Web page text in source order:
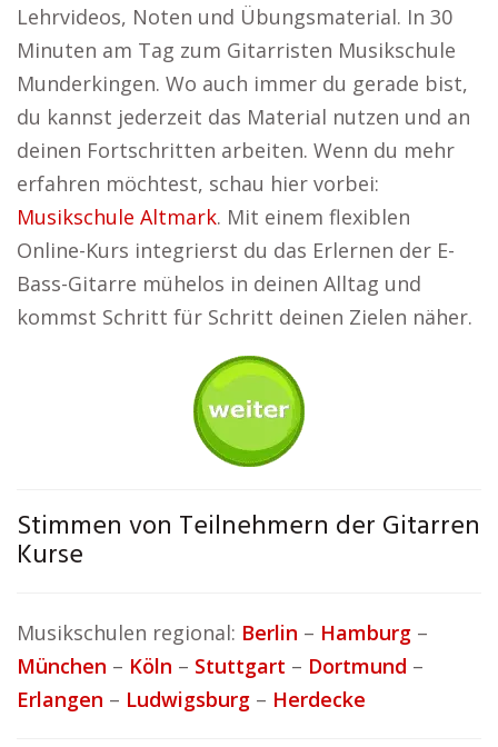
Lehrvideos, Noten und Übungsmaterial. In 30
Minuten am Tag zum Gitarristen Musikschule
Munderkingen. Wo auch immer du gerade bist,
du kannst jederzeit das Material nutzen und an
deinen Fortschritten arbeiten. Wenn du mehr
erfahren möchtest, schau hier vorbei:
Musikschule Altmark. Mit einem flexiblen
Online-Kurs integrierst du das Erlernen der E-
Bass-Gitarre mühelos in deinen Alltag und
kommst Schritt für Schritt deinen Zielen näher.
Stimmen von Teilnehmern der Gitarren
Kurse
Musikschulen regional: Berlin – Hamburg –
München – Köln – Stuttgart – Dortmund –
Erlangen – Ludwigsburg – Herdecke